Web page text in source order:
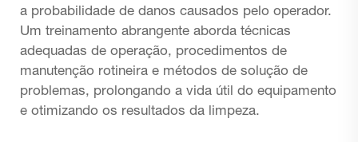
a probabilidade de danos causados pelo operador.
Um treinamento abrangente aborda técnicas
adequadas de operação, procedimentos de
manutenção rotineira e métodos de solução de
problemas, prolongando a vida útil do equipamento
e otimizando os resultados da limpeza.